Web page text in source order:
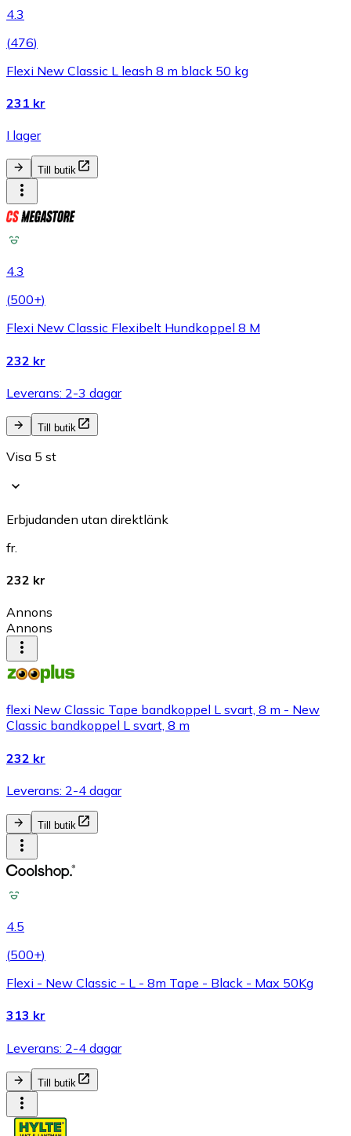
4.3
(476)
Flexi New Classic L leash 8 m black 50 kg
231 kr
I lager
Till butik
4.3
(500+)
Flexi New Classic Flexibelt Hundkoppel 8 M
232 kr
Leverans: 2-3 dagar
Till butik
Visa 5 st
Erbjudanden utan direktlänk
fr.
232 kr
Annons
Annons
flexi New Classic Tape bandkoppel L svart, 8 m - New
Classic bandkoppel L svart, 8 m
232 kr
Leverans: 2-4 dagar
Till butik
4.5
(500+)
Flexi - New Classic - L - 8m Tape - Black - Max 50Kg
313 kr
Leverans: 2-4 dagar
Till butik